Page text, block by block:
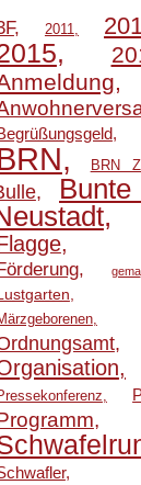
2011
BRN
gema